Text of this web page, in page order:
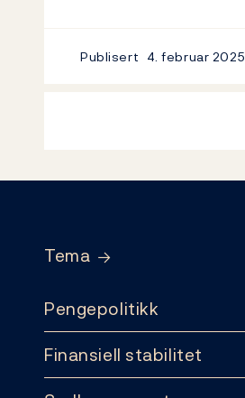
Publisert 4. februar 2025
Tema
Pengepolitikk
Finansiell stabilitet